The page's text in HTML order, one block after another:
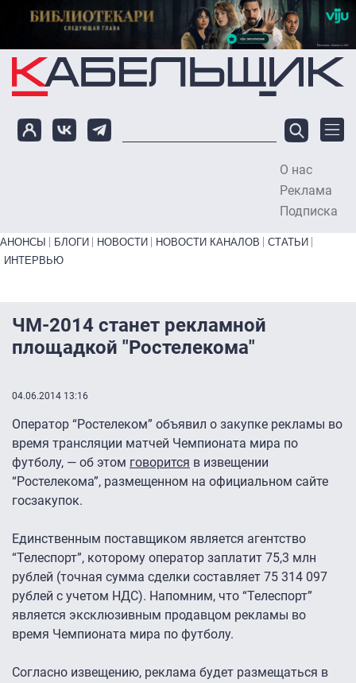
Перейти к основному содержанию
О нас
Реклама
Подписка
Primary links bottom
АНОНСЫ БЛОГИ НОВОСТИ НОВОСТИ КАНАЛОВ
СТАТЬИ
ИНТЕРВЬЮ
ЧМ-2014 станет рекламной
площадкой "Ростелекома"
04.06.2014 13:16
Оператор “Ростелеком” объявил о закупке рекламы во
время трансляции матчей Чемпионата мира по
футболу, — об этом говорится в извещении
“Ростелекома”, размещенном на официальном сайте
госзакупок.
Единственным поставщиком является агентство
“Телеспорт”, которому оператор заплатит 75,3 млн
рублей (точная сумма сделки составляет 75 314 097
рублей с учетом НДС). Напомним, что “Телеспорт”
является эксклюзивным продавцом рекламы во
время Чемпионата мира по футболу.
Согласно извещению, реклама будет размещаться в